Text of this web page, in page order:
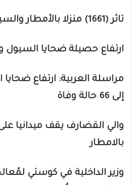
تاثر (1661) منزلا بالأمطار والسيول بشرق دارفور
ارتفاع حصيلة ضحايا السيول
مراسلة العربية: ارتفاع
إلى 66 حالة وفاة
والي القضارف يقف ميدانيا
بالامطار
وزير الداخلية في كوستي